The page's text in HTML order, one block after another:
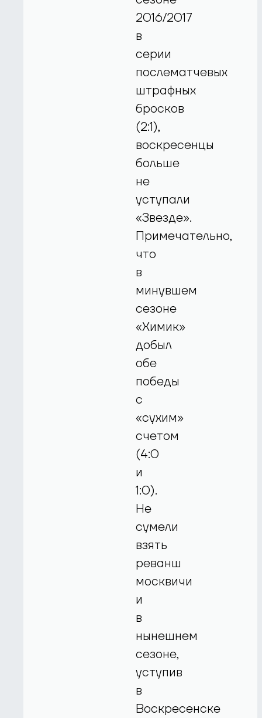
2016/2017
в
серии
послематчевых
штрафных
бросков
(2:1),
воскресенцы
больше
не
уступали
«Звезде».
Примечательно,
что
в
минувшем
сезоне
«Химик»
добыл
обе
победы
с
«сухим»
счетом
(4:0
и
1:0).
Не
сумели
взять
реванш
москвичи
и
в
нынешнем
сезоне,
уступив
в
Воскресенске